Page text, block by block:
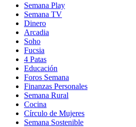
Semana Play
Semana TV
Dinero
Arcadia
Soho
in
new
window
Fucsia
in
new
window
4 Patas
Educación
Foros Semana
Finanzas Personales
Semana Rural
Cocina
Círculo de Mujeres
Semana Sostenible